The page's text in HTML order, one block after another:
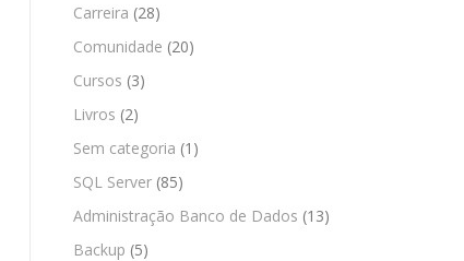
Carreira (28)
Comunidade (20)
Cursos (3)
Livros (2)
Sem categoria (1)
SQL Server (85)
Administração Banco de Dados (13)
Backup (5)